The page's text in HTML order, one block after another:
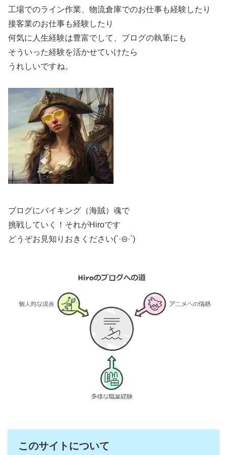
工場でのライン作業、物流倉庫でのお仕事も経験したり
接客業のお仕事も経験したり
何気に人生経験は豊富でして、ブログの執筆にも
そういった経験を活かせていけたら
うれしいですね。
ブログにバイキング（海賊）魂で
挑戦していく！それがHiroです
どうぞお見知りおきください(`·⊝·´)
このサイトについて